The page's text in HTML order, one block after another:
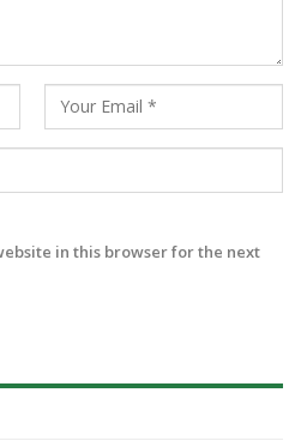
in this browser for the next